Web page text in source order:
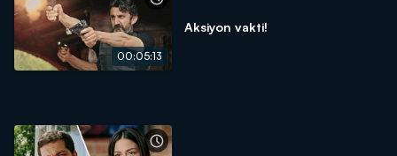
00:05:13
Aksiyon vakti!